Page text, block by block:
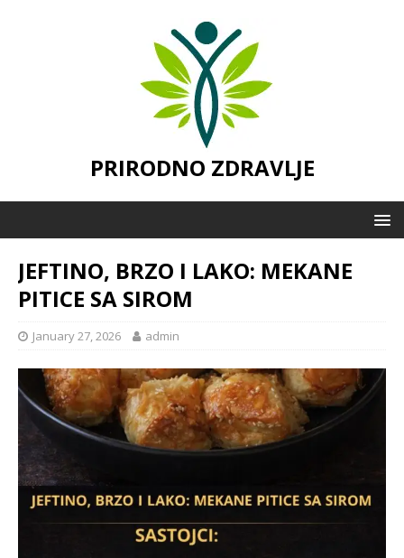
PRIRODNO ZDRAVLJE
JEFTINO, BRZO I LAKO: MEKANE
PITICE SA SIROM
January 27, 2026 admin